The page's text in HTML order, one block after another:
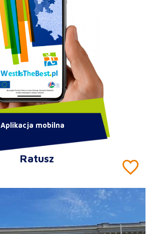
Ratusz
Aplikacja mobilna